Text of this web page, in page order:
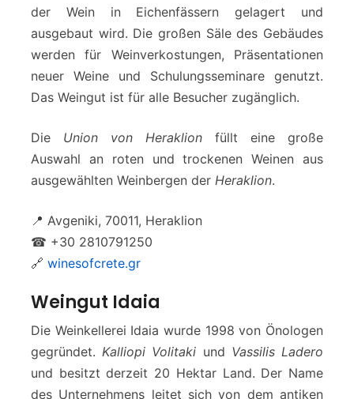
der Wein in Eichenfässern gelagert und
ausgebaut wird. Die großen Säle des Gebäudes
werden für Weinverkostungen, Präsentationen
neuer Weine und Schulungsseminare genutzt.
Das Weingut ist für alle Besucher zugänglich.
Die Union von Heraklion füllt eine große
Auswahl an roten und trockenen Weinen aus
ausgewählten Weinbergen der Heraklion.
📍 Avgeniki, 70011, Heraklion
☎ +30 2810791250
🔗 winesofcrete.gr
Weingut Idaia
Die Weinkellerei Idaia wurde 1998 von Önologen
gegründet.Kalliopi Volitaki und Vassilis Ladero
und besitzt derzeit 20 Hektar Land. Der Name
des Unternehmens leitet sich von dem antiken